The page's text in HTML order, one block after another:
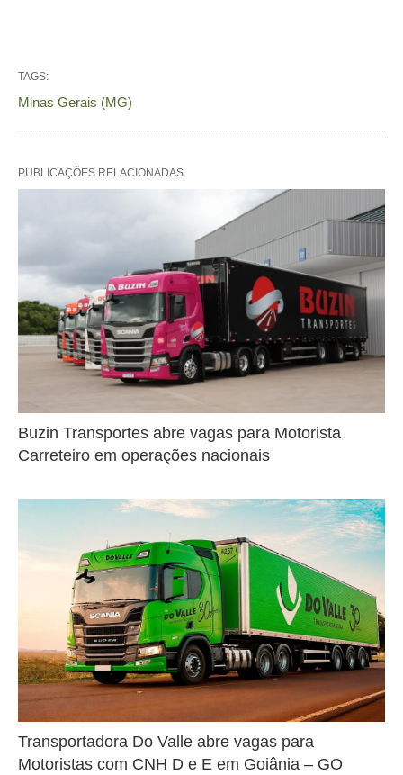
TAGS:
Minas Gerais (MG)
PUBLICAÇÕES RELACIONADAS
Buzin Transportes abre vagas para Motorista
Carreteiro em operações nacionais
Transportadora Do Valle abre vagas para
Motoristas com CNH D e E em Goiânia – GO